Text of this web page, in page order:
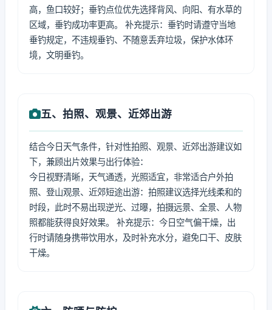
高，鱼口较好；垂钓点位优先选择背风、向阳、有水草的
区域，垂钓成功率更高。 补充提示：垂钓时请遵守当地
垂钓规定，不违规垂钓、不随意丢弃垃圾，保护水体环
境，文明垂钓。
五、拍照、观景、近郊出游
结合今日天气条件，针对性拍照、观景、近郊出游建议如
下，兼顾出片效果与出行体验：
今日视野清晰，天气通透，光照适宜，非常适合户外拍
照、登山观景、近郊短途出游：拍照建议选择光线柔和的
时段，此时不易出现逆光、过曝，拍摄远景、全景、人物
照都能获得良好效果。 补充提示：今日空气偏干燥，出
行时请随身携带饮用水，及时补充水分，避免口干、皮肤
干燥。